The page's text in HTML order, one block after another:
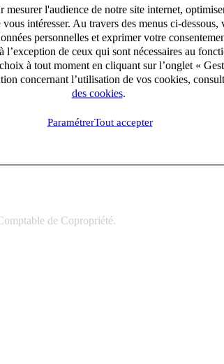
mesurer l'audience de notre site internet,
intéresser. Au travers des menus ci-
personnelles et exprimer votre
l’exception de ceux qui sont nécessaires au
à tout moment en cliquant sur l’onglet «
concernant l’utilisation de vos cookies,
des cookies.
ParamétrerTout accepter
assemblée générale et le contrat de syndic.
prévisionnels.
de Copropriété.